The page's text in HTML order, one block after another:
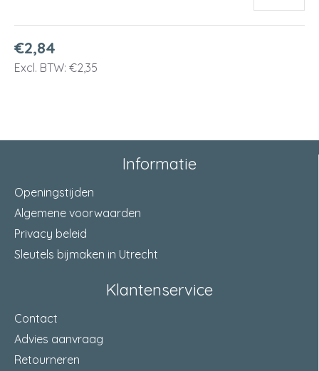
€2,84
Excl. BTW: €2,35
Informatie
Openingstijden
Algemene voorwaarden
Privacy beleid
Sleutels bijmaken in Utrecht
Klantenservice
Contact
Advies aanvraag
Retourneren